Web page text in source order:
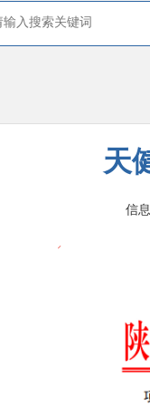
天
信